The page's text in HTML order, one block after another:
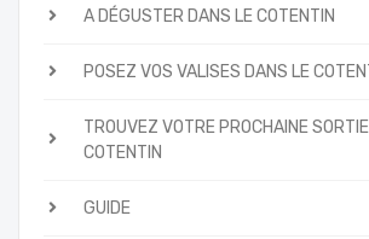
A DÉGUSTER DANS LE COTENTIN
POSEZ VOS VALISES DANS LE
TROUVEZ VOTRE PROCHAINE
COTENTIN
GUIDE